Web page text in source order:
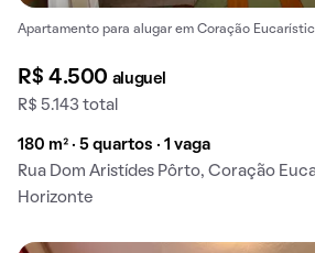
Apartamento para alugar em Coração
R$ 4.500 aluguel
R$ 5.143 total
180 m² · 5 quartos · 1 vaga
Rua Dom Aristídes Pôrto, Coração
Horizonte